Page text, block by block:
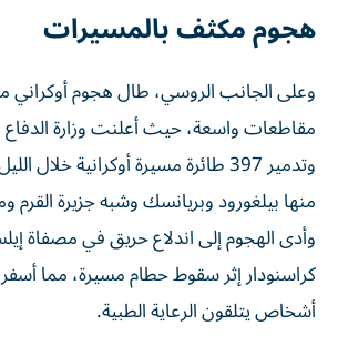
هجوم مكثف بالمسيرات
وعلى الجانب الروسي، طال هجوم
مقاطعات واسعة، حيث أعلنت وزارة
وتدمير 397 طائرة مسيرة أوكرانية
منها بيلغورود وبريانسك وشبه جزيرة القرم
وأدى الهجوم إلى اندلاع حريق في مصفاة
أشخاص يتلقون الرعاية الطبية.